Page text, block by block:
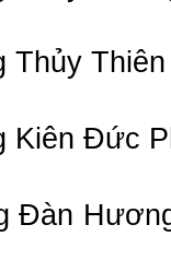
Thủy
Kiên Đức
Đàn